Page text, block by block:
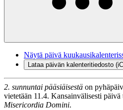
Näytä päivä
Lataa päivän kalenteritiedosto
2. sunnuntai pääsiäisestä on
vietetään 11.4. Kansainvälisesti päivä
Misericordia Domini.